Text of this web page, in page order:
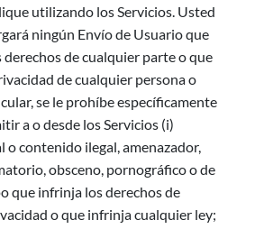
utilizando los Servicios. Usted
ningún Envío de Usuario que
de cualquier parte o que
de cualquier persona o
se le prohíbe específicamente
a o desde los Servicios (i)
o contenido ilegal, amenazador,
obsceno, pornográfico o de
que infrinja los derechos de
o que infrinja cualquier ley;